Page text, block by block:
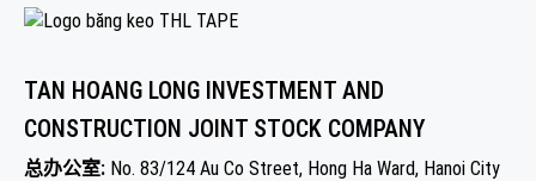
TAN HOANG LONG INVESTMENT AND
CONSTRUCTION JOINT STOCK COMPANY
总办公室: No. 83/124 Au Co Street, Hong Ha Ward, Hanoi City